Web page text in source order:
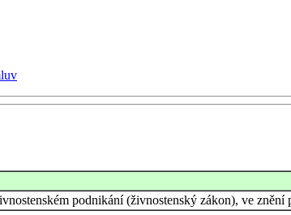
podnikání (živnostenský zákon), ve znění